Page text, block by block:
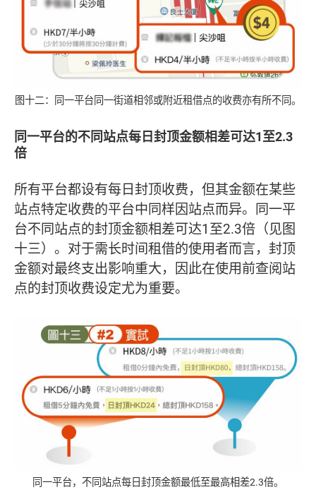
图十二：同一平台同一街道相邻或附近租借点的收费亦有所不同。
同一平台的不同站点每日封顶金额相差可达1至2.3
倍
所有平台都设有每日封顶收费，但其金额在某些
站点特定收费的平台中同样因站点而异。同一平
台不同站点的封顶金额相差可达1至2.3倍（见图
十三）。对于需长时间租借的使用者而言，封顶
金额对最终支出影响重大，因此在使用前查阅站
点的封顶收费设定尤为重要。
同一平台，不同站点每日封顶金额最低至最高相差2.3倍。